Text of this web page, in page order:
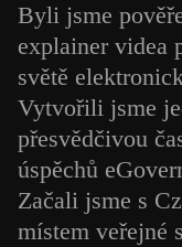
Byli jsme
explainer videa
světě
Vytvořili jsme
přesvědčivou
úspěchů
Začali jsme s
místem veřejné